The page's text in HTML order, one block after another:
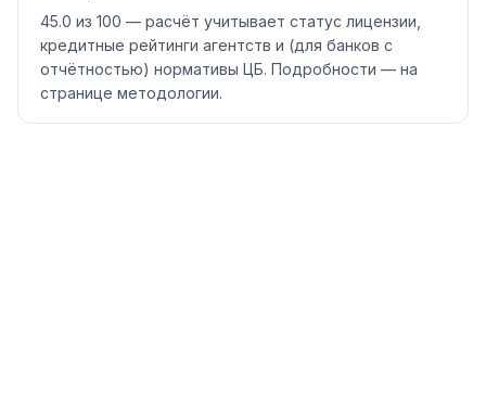
45.0 из 100 — расчёт учитывает статус лицензии,
кредитные рейтинги агентств и (для банков с
отчётностью) нормативы ЦБ. Подробности — на
странице методологии.